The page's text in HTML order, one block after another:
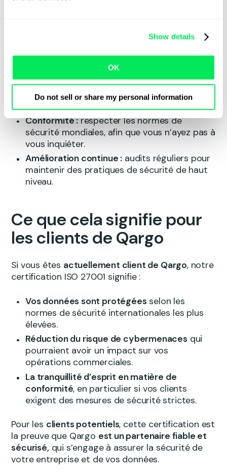
Show details
OK
Do not sell or share my personal information
assurer la sécurité de vos données
professionnelles sensibles.
Gestion des risques :identifier et réduire les
menaces de sécurité avant qu’elles ne
deviennent un problème.
Conformité :respecter les normes de
sécurité mondiales, afin que vous n’ayez pas à
vous inquiéter.
Amélioration continue : audits réguliers pour
maintenir des pratiques de sécurité de haut
niveau.
Ce que cela signifie pour
les clients de Qargo
Si vous êtes actuellement client de Qargo, notre
certification ISO 27001 signifie :
Vos données sont protégéesselon les
normes de sécurité internationales les plus
élevées.
Réduction du risque de cybermenacesqui
pourraient avoir un impact sur vos
opérations commerciales.
La tranquillité d’esprit en matière de
conformité, en particulier si vos clients
exigent des mesures de sécurité strictes.
Pour les clients potentiels, cette certification est
la preuve que Qargo est un partenaire fiable et
sécurisé,qui s’engage à assurer la sécurité de
votre entreprise et de vos données.